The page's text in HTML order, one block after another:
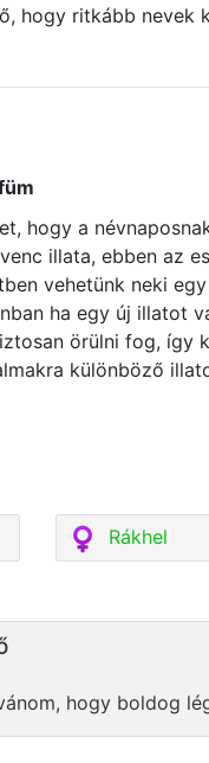
hogy ritkább nevek
hogy a
illata, ebben az
vehetünk neki
ha egy új illatot
örülni fog, így
különböző
Rákhel
hogy boldog